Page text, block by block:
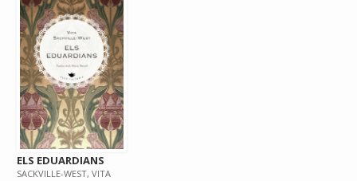
ELS EDUARDIANS
SACKVILLE-WEST, VITA